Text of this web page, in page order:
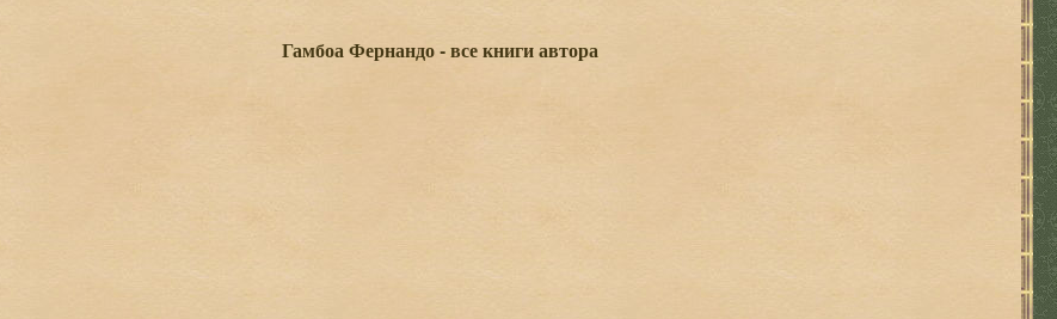
Гамбоа Фернандо - все книги автора